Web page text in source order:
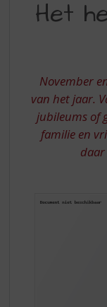
HEERLIJK
Het
November
van het jaar.
jubileums of
familie en